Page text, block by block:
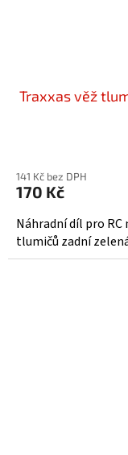
Traxxas věž
141 Kč bez DPH
170 Kč
Náhradní díl pro RC
tlumičů zadní